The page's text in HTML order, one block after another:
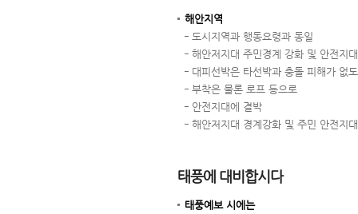
해안지역
도시지역과 행동요령과 동일
해안저지대 주민경계 강화 및 안전지
대피선박은 타선박과 충돌 피해가 없
부착은 물론 로프 등으로
안전지대에 결박
해안저지대 경계강화 및 주민 안전지
태풍에 대비합시다
태풍예보 시에는